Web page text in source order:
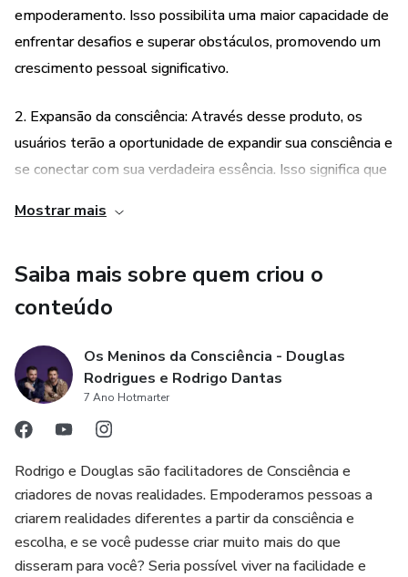
empoderamento. Isso possibilita uma maior capacidade de
enfrentar desafios e superar obstáculos, promovendo um
crescimento pessoal significativo.
2. Expansão da consciência: Através desse produto, os
usuários terão a oportunidade de expandir sua consciência e
se conectar com sua verdadeira essência. Isso significa que
autoconhecimento, compreendendo melhor seus
expansão da consciência permite uma maior clareza
mental, tomadas de decisões mais assertivas e uma vida
3. Facilidade e abundância na vida: Ao utilizar esse produto,
os usuários serão capazes de criar uma vida com mais
facilidade e abundância. Isso acontece porque eles
criar e manifestar aquilo que desejam. Com uma
mentalidade de abundância e empoderamento, eles serão
capazes de atrair oportunidades, recursos e
relacionamentos positivos para suas vidas, tornando seus
Mostrar mais
Saiba mais sobre quem criou o
conteúdo
Os Meninos da Consciência - Douglas
Rodrigues e Rodrigo Dantas
7 Ano Hotmarter
Rodrigo e Douglas são facilitadores de Consciência e
criadores de novas realidades. Empoderamos pessoas a
criarem realidades diferentes a partir da consciência e
escolha, e se você pudesse criar muito mais do que
disseram para você? Seria possível viver na facilidade e